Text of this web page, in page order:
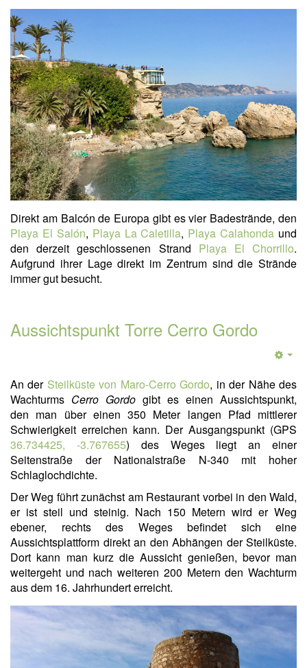
Direkt am Balcón de Europa gibt es vier Badestrände, den
Playa El Salón, Playa La Caletilla, Playa Calahonda und
den derzeit geschlossenen Strand Playa El Chorrillo.
Aufgrund ihrer Lage direkt im Zentrum sind die Strände
immer gut besucht.
Aussichtspunkt Torre Cerro Gordo
An der Steilküste von Maro-Cerro Gordo, in der Nähe des
Wachturms Cerro Gordo gibt es einen Aussichtspunkt,
den man über einen 350 Meter langen Pfad mittlerer
Schwierigkeit erreichen kann. Der Ausgangspunkt (GPS
36.734425, -3.767655) des Weges liegt an einer
Seitenstraße der Nationalstraße N-340 mit hoher
Schlaglochdichte.
Der Weg führt zunächst am Restaurant vorbei in den Wald,
er ist steil und steinig. Nach 150 Metern wird er Weg
ebener, rechts des Weges befindet sich eine
Aussichtsplattform direkt an den Abhängen der Steilküste.
Dort kann man kurz die Aussicht genießen, bevor man
weitergeht und nach weiteren 200 Metern den Wachturm
aus dem 16. Jahrhundert erreicht.